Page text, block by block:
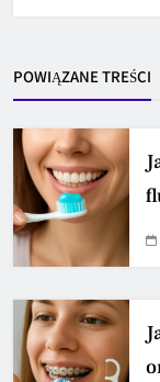
POWIĄZANE TREŚCI